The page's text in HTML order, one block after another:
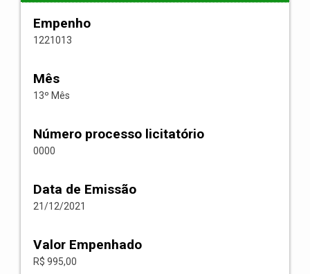
Empenho
1221013
Mês
13º Mês
Número processo licitatório
0000
Data de Emissão
21/12/2021
Valor Empenhado
R$ 995,00